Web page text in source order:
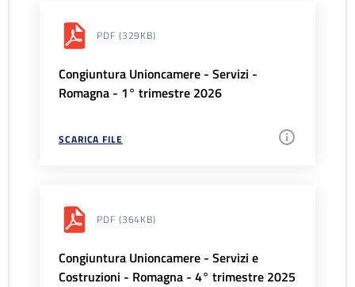
PDF (329KB)
Congiuntura Unioncamere - Servizi -
Romagna - 1° trimestre 2026
SCARICA FILE
PDF (364KB)
Congiuntura Unioncamere - Servizi e
Costruzioni - Romagna - 4° trimestre 2025